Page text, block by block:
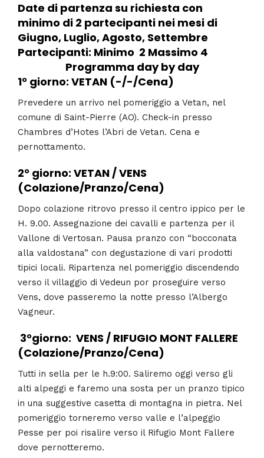
Date di partenza su richiesta con
minimo di 2 partecipanti nei mesi di
Giugno, Luglio, Agosto, Settembre
Partecipanti: Minimo 2 Massimo 4
Programma day by day
1° giorno: VETAN (-/-/Cena)
Prevedere un arrivo nel pomeriggio a Vetan, nel
comune di Saint-Pierre (AO). Check-in presso
Chambres d’Hotes l’Abri de Vetan. Cena e
pernottamento.
2° giorno: VETAN / VENS
(Colazione/Pranzo/Cena)
Dopo colazione ritrovo presso il centro ippico per le
H. 9.00. Assegnazione dei cavalli e partenza per il
Vallone di Vertosan. Pausa pranzo con “bocconata
alla valdostana” con degustazione di vari prodotti
tipici locali. Ripartenza nel pomeriggio discendendo
verso il villaggio di Vedeun por proseguire verso
Vens, dove passeremo la notte presso l’Albergo
Vagneur.
3°giorno: VENS / RIFUGIO MONT FALLERE
(Colazione/Pranzo/Cena)
Tutti in sella per le h.9:00. Saliremo oggi verso gli
alti alpeggi e faremo una sosta per un pranzo tipico
in una suggestive casetta di montagna in pietra. Nel
pomeriggio torneremo verso valle e l’alpeggio
Pesse per poi risalire verso il Rifugio Mont Fallere
dove pernotteremo.